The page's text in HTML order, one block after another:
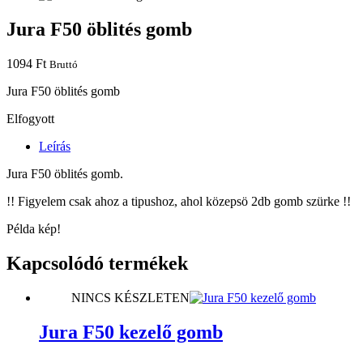
Jura F50 öblités gomb
1094 Ft Bruttó
Jura F50 öblités gomb
Elfogyott
Leírás
Jura F50 öblités gomb.
!! Figyelem csak ahoz a tipushoz, ahol közepsö 2db gomb szürke !!
Példa kép!
Kapcsolódó termékek
NINCS KÉSZLETEN
Jura F50 kezelő gomb